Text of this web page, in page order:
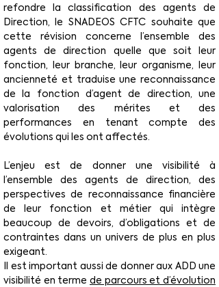
refondre la classification des agents de
Direction, le SNADEOS CFTC souhaite que
cette révision concerne l’ensemble des
agents de direction quelle que soit leur
fonction, leur branche, leur organisme, leur
ancienneté et traduise une reconnaissance
de la fonction d’agent de direction, une
valorisation des mérites et des
performances en tenant compte des
évolutions qui les ont affectés.
L’enjeu est de donner une visibilité à
l’ensemble des agents de direction, des
perspectives de reconnaissance financière
de leur fonction et métier qui intègre
beaucoup de devoirs, d’obligations et de
contraintes dans un univers de plus en plus
exigeant.
Il est important aussi de donner aux ADD une
visibilité en terme de parcours et d’évolution